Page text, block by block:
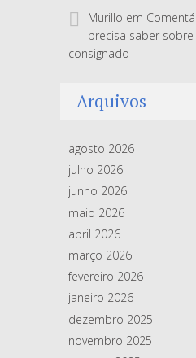
Murillo em
precisa saber
consignado
Arquivos
agosto 2026
julho 2026
junho 2026
maio 2026
abril 2026
março 2026
fevereiro 2026
janeiro 2026
dezembro 2025
novembro 2025